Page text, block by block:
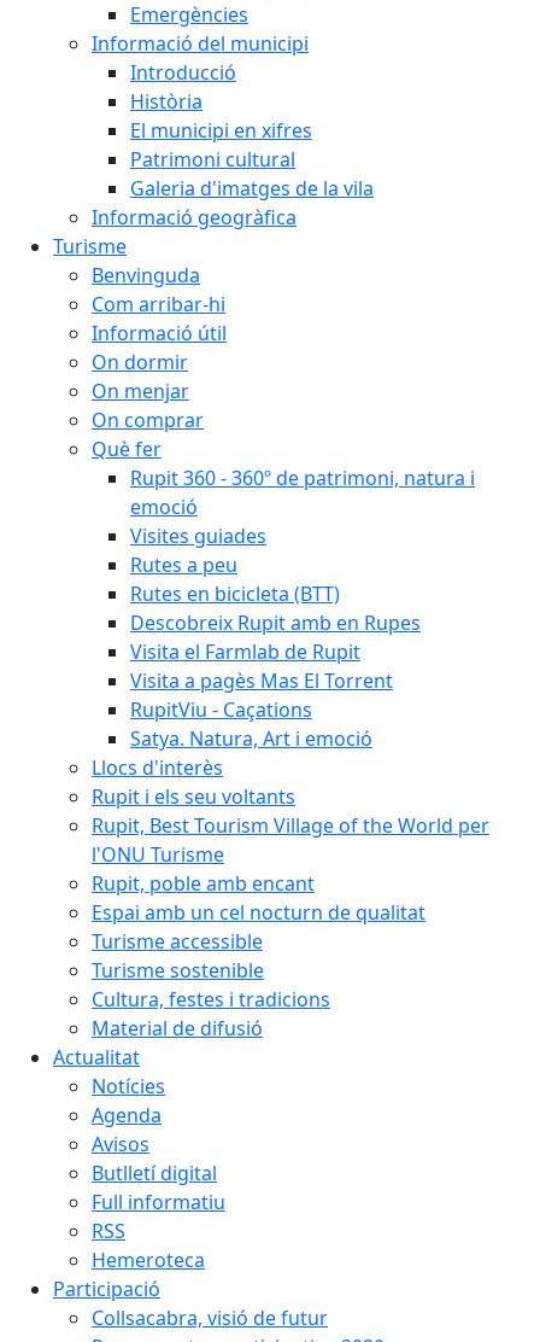
Emergències
Informació del municipi
Introducció
Història
El municipi en xifres
Patrimoni cultural
Galeria d'imatges de la vila
Informació geogràfica
Turisme
Benvinguda
Com arribar-hi
Informació útil
On dormir
On menjar
On comprar
Què fer
Rupit 360 - 360º de patrimoni, natura i
emoció
Visites guiades
Rutes a peu
Rutes en bicicleta (BTT)
Descobreix Rupit amb en Rupes
Visita el Farmlab de Rupit
Visita a pagès Mas El Torrent
RupitViu - Caçations
Satya. Natura, Art i emoció
Llocs d'interès
Rupit i els seu voltants
Rupit, Best Tourism Village of the World per
l'ONU Turisme
Rupit, poble amb encant
Espai amb un cel nocturn de qualitat
Turisme accessible
Turisme sostenible
Cultura, festes i tradicions
Material de difusió
Actualitat
Notícies
Agenda
Avisos
Butlletí digital
Full informatiu
RSS
Hemeroteca
Participació
Collsacabra, visió de futur